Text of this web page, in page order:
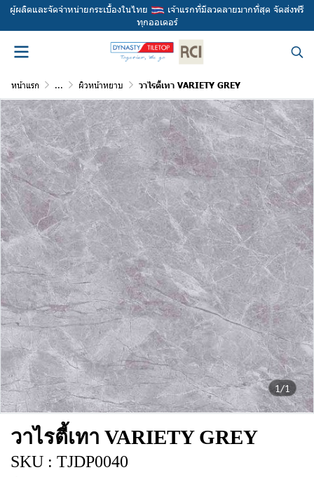
ผู้ผลิตและจัดจำหน่ายกระเบื้องในไทย
เจ้าแรกที่มีลวดลายมากที่สุด จัดส่งฟรี
ทุกออเดอร์
หน้าแรก ... ผิวหน้าหยาบ วาไรตี้เทา VARIETY GREY
1/1
วาไรตี้เทา VARIETY GREY
SKU : TJDP0040